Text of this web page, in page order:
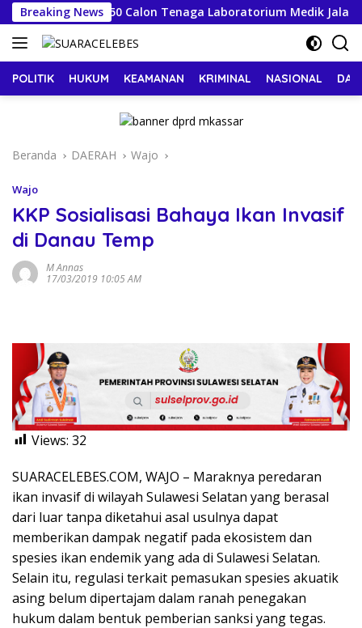
Langsung
ke
konten
Breaking News150 Calon Tenaga Laboratorium Medik Jalani Uji
POLITIK HUKUM KEAMANAN KRIMINAL NASIONAL
Beranda DAERAH Wajo
Wajo
KKP Sosialisasi Bahaya Ikan Invasif
di Danau Temp
M Annas
17/03/2019 10:05 AM
Views: 32
SUARACELEBES.COM, WAJO – Maraknya peredaran
ikan invasif di wilayah Sulawesi Selatan yang berasal
dari luar tanpa diketahui asal usulnya dapat
memberikan dampak negatif pada ekosistem dan
spesies ikan endemik yang ada di Sulawesi Selatan.
Selain itu, regulasi terkait pemasukan spesies akuatik
asing belum dipertajam dalam ranah penegakan
hukum dalam bentuk pemberian sanksi yang tegas.